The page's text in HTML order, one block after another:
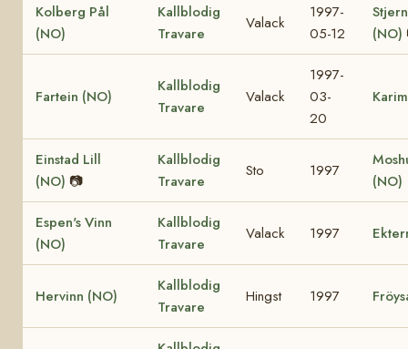
Kolberg Pål
(NO)
Kallblodig
Travare
Valack
1997-
05-12
(NO)
Fartein (NO)
Kallblodig
Travare
Valack
1997-
03-
20
Einstad Lill
(NO) 📷
Kallblodig
Travare
Sto 1997
(NO)
Espen's Vinn
(NO)
Kallblodig
Travare
Valack 1997
Hervinn (NO)
Kallblodig
Travare
Hingst 1997